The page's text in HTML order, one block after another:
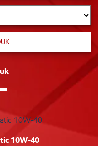
10W-40